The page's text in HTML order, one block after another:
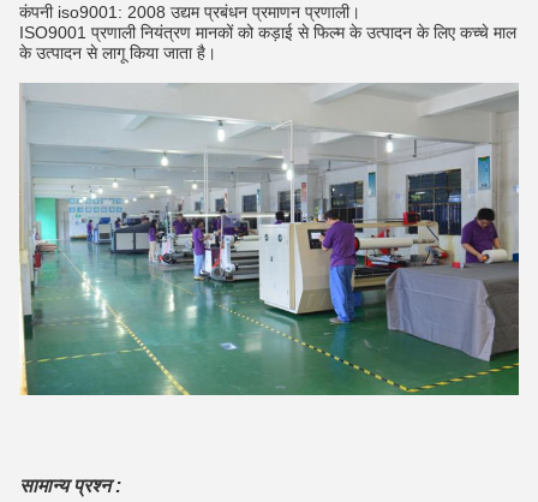
कंपनी iso9001: 2008 उद्यम प्रबंधन प्रमाणन प्रणाली।
ISO9001 प्रणाली नियंत्रण मानकों को कड़ाई से फिल्म के उत्पादन के लिए कच्चे माल
के उत्पादन से लागू किया जाता है।
सामान्य प्रश्न :